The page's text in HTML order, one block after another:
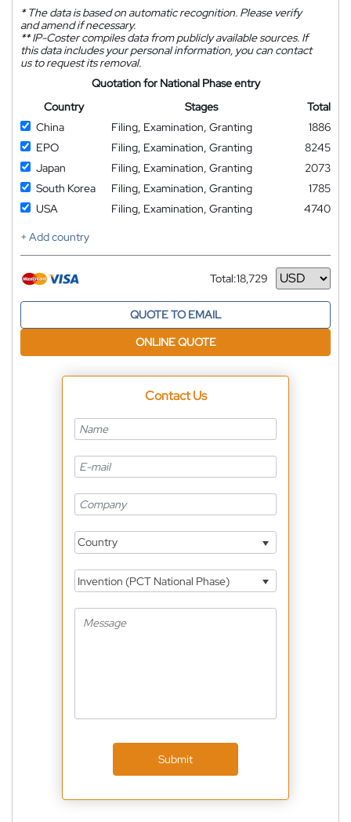
*The data is based on automatic recognition. Please verify
and amend if necessary.
**IP-Coster compiles data from publicly available sources. If
this data includes your personal information, you can contact
us to request its removal.
Quotation for National Phase entry
Country
Stages
Total
China
Filing, Examination, Granting
1886
EPO
Filing, Examination, Granting
8245
Japan
Filing, Examination, Granting
2073
South Korea
Filing, Examination, Granting
1785
USA
Filing, Examination, Granting
4740
+ Add country
Total:18,729
Currency
QUOTE TO EMAIL
ONLINE QUOTE
Contact Us
Country
Invention (PCT National Phase)
Submit